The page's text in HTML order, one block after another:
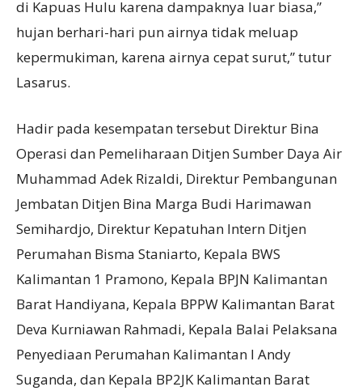
di Kapuas Hulu karena dampaknya luar biasa,”
hujan berhari-hari pun airnya tidak meluap
kepermukiman, karena airnya cepat surut,” tutur
Lasarus.
Hadir pada kesempatan tersebut Direktur Bina
Operasi dan Pemeliharaan Ditjen Sumber Daya Air
Muhammad Adek Rizaldi, Direktur Pembangunan
Jembatan Ditjen Bina Marga Budi Harimawan
Semihardjo, Direktur Kepatuhan Intern Ditjen
Perumahan Bisma Staniarto, Kepala BWS
Kalimantan 1 Pramono, Kepala BPJN Kalimantan
Barat Handiyana, Kepala BPPW Kalimantan Barat
Deva Kurniawan Rahmadi, Kepala Balai Pelaksana
Penyediaan Perumahan Kalimantan I Andy
Suganda, dan Kepala BP2JK Kalimantan Barat